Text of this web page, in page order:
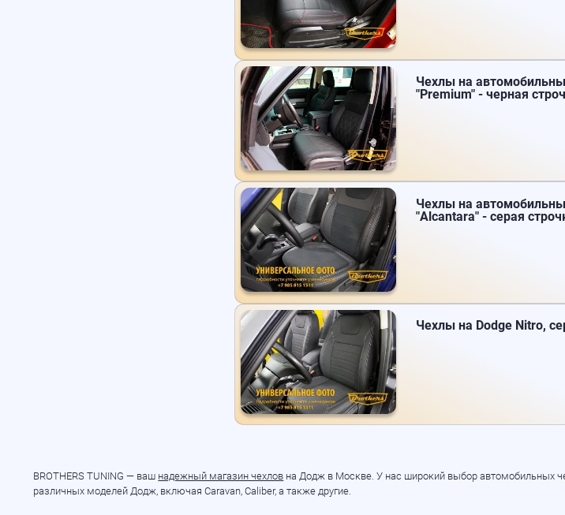
Чехлы на
"Premium" - черная
Чехлы на
"Alcantara" - серая
Чехлы на Dodge Nitro,
BROTHERS TUNING — ваш надежный магазин чехлов на Додж в Москве. У нас широкий выбор автомобильных
различных моделей Додж, включая Caravan, Caliber, а также другие.